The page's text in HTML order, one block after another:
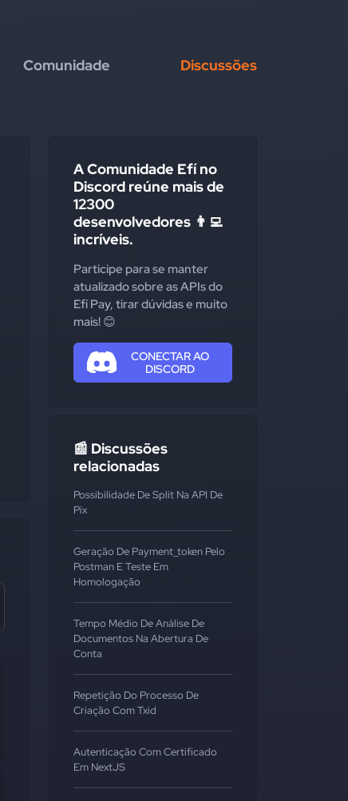
Comunidade Discussões
A Comunidade Efí no
Discord reúne mais de
12300
desenvolvedores 👨‍💻
incríveis.
Participe para se manter
atualizado sobre as APIs do
Efí Pay, tirar dúvidas e muito
mais! 😊
CONECTAR AO
DISCORD
📰 Discussões
relacionadas
Possibilidade De Split Na API De
Pix
Geração De Payment_token Pelo
Postman E Teste Em
Homologação
Tempo Médio De Análise De
Documentos Na Abertura De
Conta
Repetição Do Processo De
Criação Com Txid
Autenticação Com Certificado
Em NextJS